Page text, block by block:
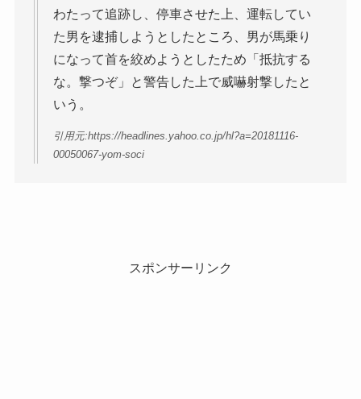
わたって追跡し、停車させた上、運転してい
た男を逮捕しようとしたところ、男が馬乗り
になって首を絞めようとしたため「抵抗する
な。撃つぞ」と警告した上で威嚇射撃したと
いう。
引用元:https://headlines.yahoo.co.jp/hl?a=20181116-
00050067-yom-soci
スポンサーリンク